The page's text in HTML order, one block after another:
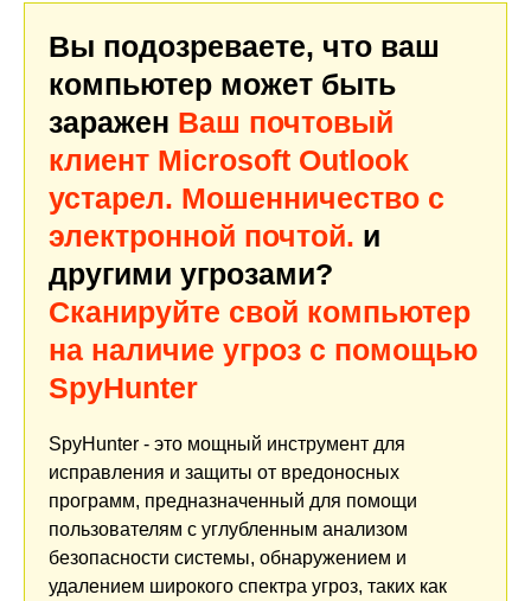
Вы подозреваете, что ваш
компьютер может быть
заражен Ваш почтовый
клиент Microsoft Outlook
устарел. Мошенничество с
электронной почтой. и
другими угрозами?
Сканируйте свой компьютер
на наличие угроз с помощью
SpyHunter
SpyHunter - это мощный инструмент для
исправления и защиты от вредоносных
программ, предназначенный для помощи
пользователям с углубленным анализом
безопасности системы, обнаружением и
удалением широкого спектра угроз, таких как